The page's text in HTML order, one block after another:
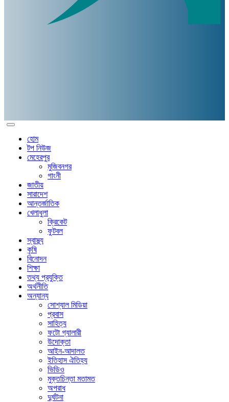
হোম
টপ নিউজ
মেহেরপুর
মুজিবনগর
গাংনী
জাতীয়
সারাদেশ
আন্তর্জাতিক
খেলাধুলা
ক্রিকেট
ফুটবল
স্বাস্থ্য
কৃষি
বিনোদন
শিক্ষা
তথ্য প্রযুক্তি
অর্থনীতি
অন্যান্য
সোশ্যাল মিডিয়া
প্রবাস
সাহিত্য
ফটো গ্যালারী
উদোক্তা
আইন-আদালত
ইতিহাস ঐতিহ্য
ভিডিও
মুক্তচিন্তা মতামত
অপরাধ
দুর্ঘটনা